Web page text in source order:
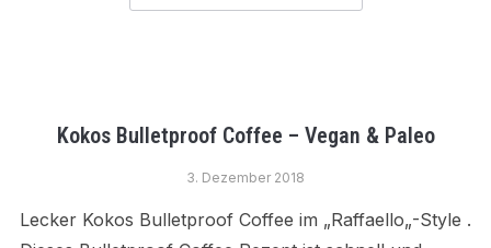
Kokos Bulletproof Coffee – Vegan & Paleo
3. Dezember 2018
Lecker Kokos Bulletproof Coffee im „Raffaello„-Style .